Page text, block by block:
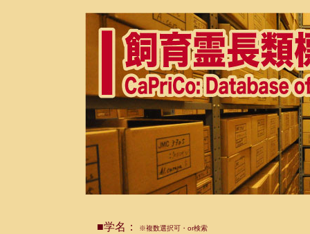
■学名： ※複数選択可・or検索